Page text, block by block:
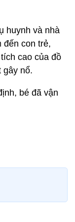
huynh và nhà
con trẻ,
cao của đồ
gây nổ.
bé đã vận